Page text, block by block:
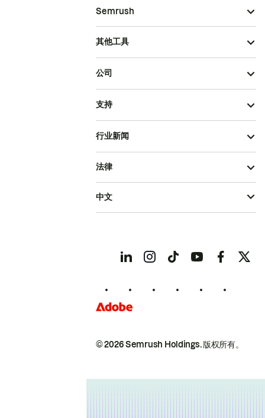
Semrush
其他工具
公司
支持
行业新闻
© 2026 Semrush Holdings.版权所有。
法律
中文